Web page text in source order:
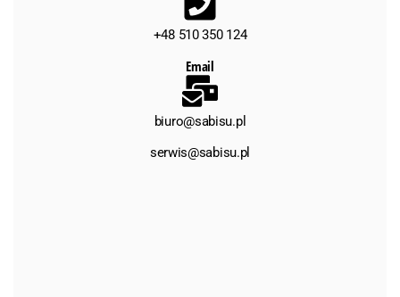
+48 510 350 124
Email
biuro@sabisu.pl
serwis@sabisu.pl